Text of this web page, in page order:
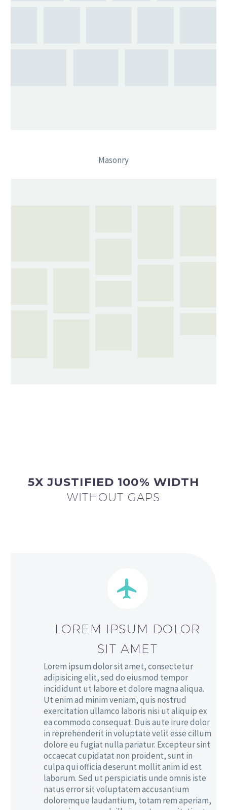
Masonry
5X JUSTIFIED 100% WIDTH
WITHOUT GAPS


LOREM IPSUM DOLOR
SIT AMET
Lorem ipsum dolor sit amet, consectetur
adipisicing elit, sed do eiusmod tempor
incididunt ut labore et dolore magna aliqua.
Ut enim ad minim veniam, quis nostrud
exercitation ullamco laboris nisi ut aliquip ex
ea commodo consequat. Duis aute irure dolor
in reprehenderit in voluptate velit esse cillum
dolore eu fugiat nulla pariatur. Excepteur sint
occaecat cupidatat non proident, sunt in
culpa qui officia deserunt mollit anim id est
laborum. Sed ut perspiciatis unde omnis iste
natus error sit voluptatem accusantium
doloremque laudantium, totam rem aperiam,